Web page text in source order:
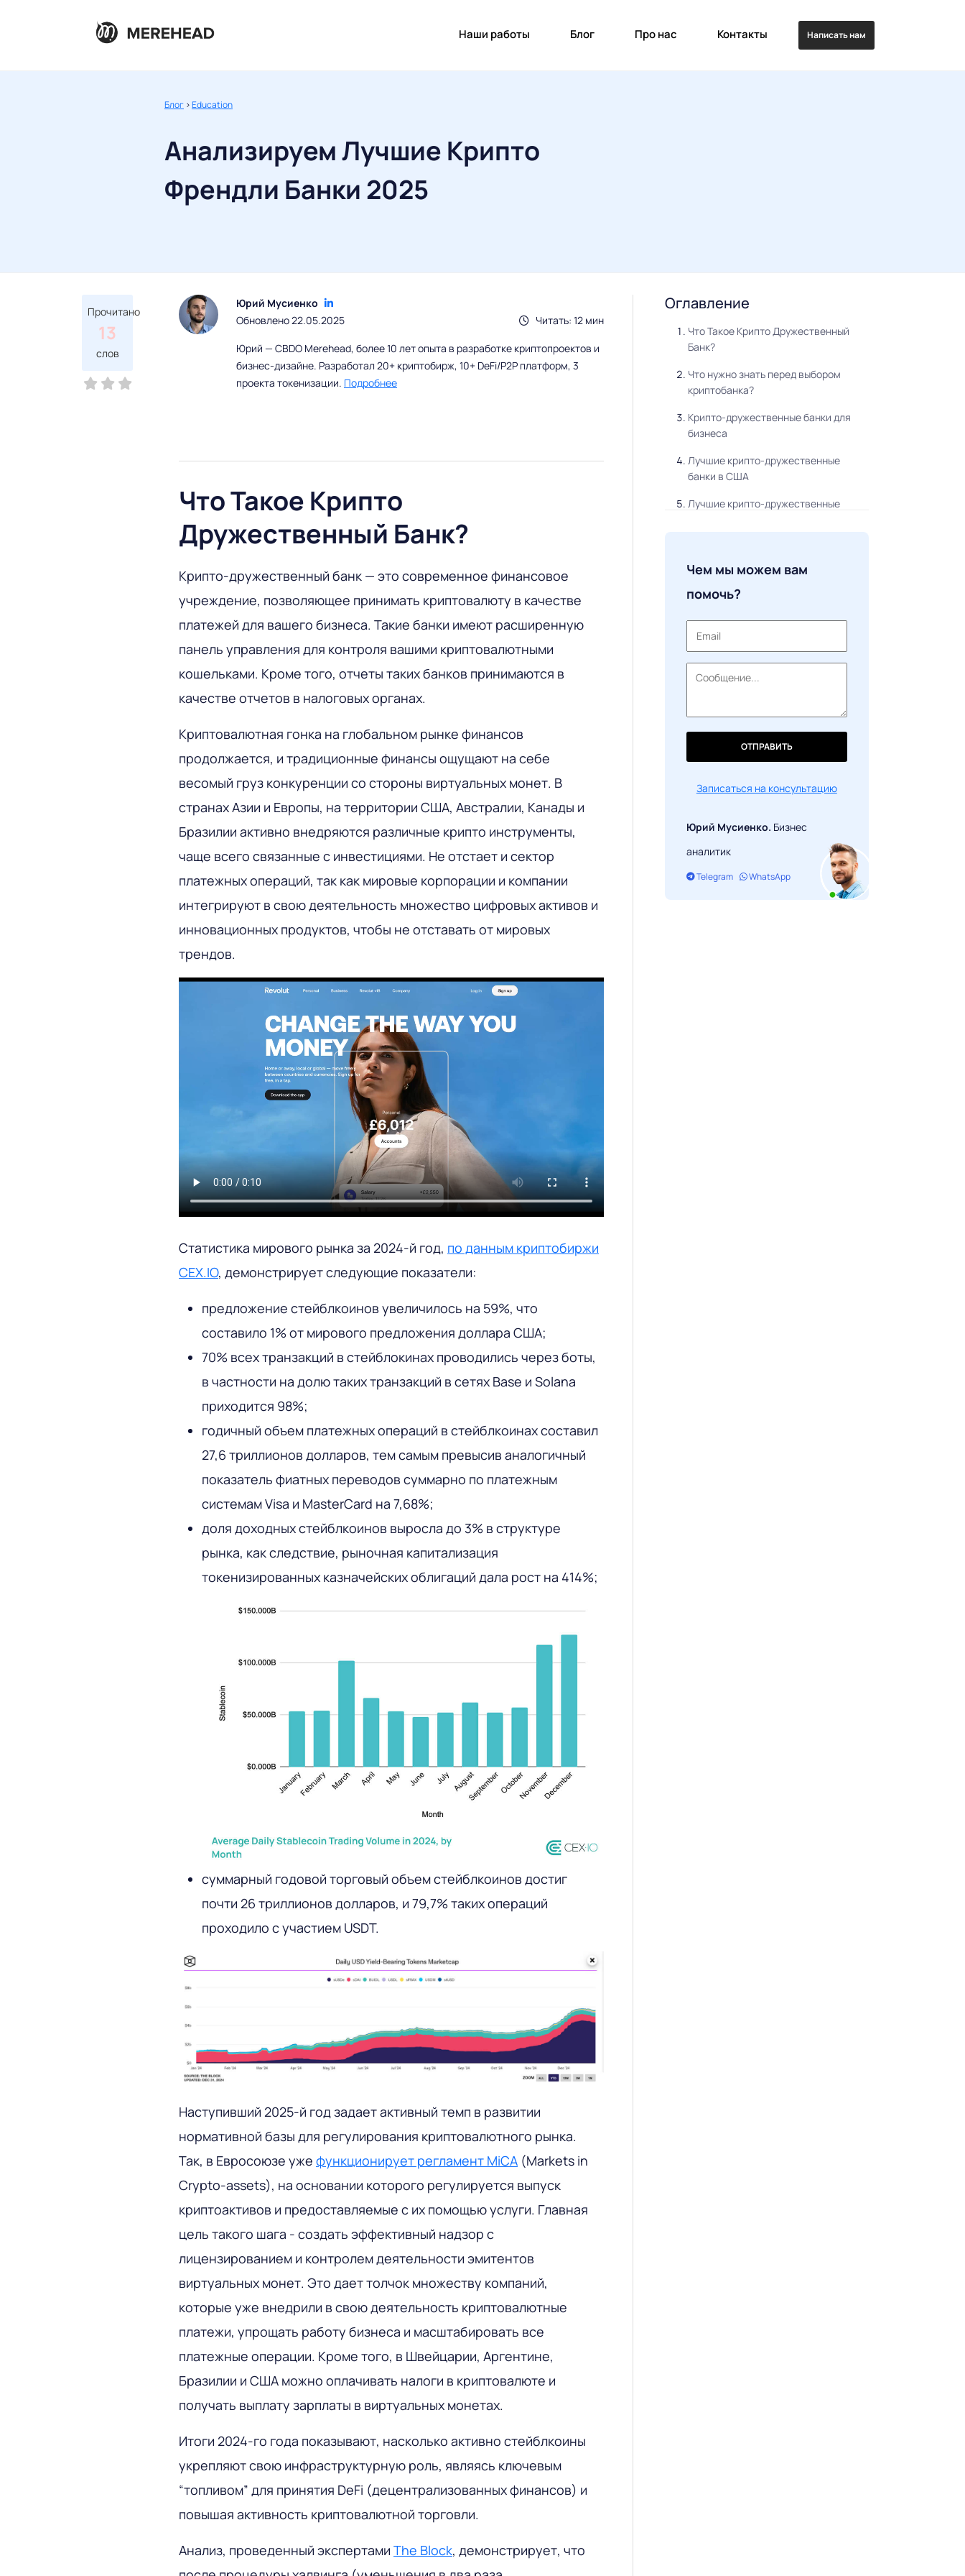
Наши работы Блог Про нас Контакты Написать нам
Блог >Education
Анализируем Лучшие Крипто
Френдли Банки 2025
Прочитано
13
слов
Юрий Мусиенко
Читать: 12 мин
Обновлено 22.05.2025
Юрий — CBDO Merehead, более 10 лет опыта в разработке криптопроектов и
бизнес-дизайне. Разработал 20+ криптобирж, 10+ DeFi/P2P платформ, 3
проекта токенизации. Подробнее
Что Такое Крипто
Дружественный Банк?
Крипто-дружественный банк — это современное финансовое
учреждение, позволяющее принимать криптовалюту в качестве
платежей для вашего бизнеса. Такие банки имеют расширенную
панель управления для контроля вашими криптовалютными
кошельками. Кроме того, отчеты таких банков принимаются в
качестве отчетов в налоговых органах.
Криптовалютная гонка на глобальном рынке финансов
продолжается, и традиционные финансы ощущают на себе
весомый груз конкуренции со стороны виртуальных монет. В
странах Азии и Европы, на территории США, Австралии, Канады и
Бразилии активно внедряются различные крипто инструменты,
чаще всего связанные с инвестициями. Не отстает и сектор
платежных операций, так как мировые корпорации и компании
интегрируют в свою деятельность множество цифровых активов и
инновационных продуктов, чтобы не отставать от мировых
трендов.
Статистика мирового рынка за 2024-й год, по данным криптобиржи
CEX.IO, демонстрирует следующие показатели:
предложение стейблкоинов увеличилось на 59%, что
составило 1% от мирового предложения доллара США;
70% всех транзакций в стейблокинах проводились через боты,
в частности на долю таких транзакций в сетях Base и Solana
приходится 98%;
годичный объем платежных операций в стейблкоинах составил
27,6 триллионов долларов, тем самым превысив аналогичный
показатель фиатных переводов суммарно по платежным
системам Visa и MasterCard на 7,68%;
доля доходных стейблкоинов выросла до 3% в структуре
рынка, как следствие, рыночная капитализация
токенизированных казначейских облигаций дала рост на 414%;
суммарный годовой торговый объем стейблкоинов достиг
почти 26 триллионов долларов, и 79,7% таких операций
проходило с участием USDT.
Наступивший 2025-й год задает активный темп в развитии
нормативной базы для регулирования криптовалютного рынка.
Так, в Евросоюзе уже функционирует регламент MiCA (Markets in
Crypto-assets), на основании которого регулируется выпуск
криптоактивов и предоставляемые с их помощью услуги. Главная
цель такого шага - создать эффективный надзор с
лицензированием и контролем деятельности эмитентов
виртуальных монет. Это дает толчок множеству компаний,
которые уже внедрили в свою деятельность криптовалютные
платежи, упрощать работу бизнеса и масштабировать все
платежные операции. Кроме того, в Швейцарии, Аргентине,
Бразилии и США можно оплачивать налоги в криптовалюте и
получать выплату зарплаты в виртуальных монетах.
Итоги 2024-го года показывают, насколько активно стейблкоины
укрепляют свою инфраструктурную роль, являясь ключевым
“топливом” для принятия DeFi (децентрализованных финансов) и
повышая активность криптовалютной торговли.
Анализ, проведенный экспертами The Block, демонстрирует, что
Оглавление
Что Такое Крипто Дружественный
Банк?
Что нужно знать перед выбором
криптобанка?
Крипто-дружественные банки для
бизнеса
Лучшие крипто-дружественные
банки в США
Лучшие крипто-дружественные
банки в Австралии
Лучшие крипто-дружественные
Лучшие крипто-дружественные
банки в ОАЭ
Лучшие крипто-дружественные
Каковы плюсы и минусы
криптовалютных банков?
Чем мы можем вам
помочь?
ОТПРАВИТЬ
Записаться на консультацию
Юрий Мусиенко. Бизнес
аналитик
Telegram WhatsApp